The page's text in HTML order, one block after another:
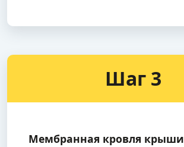
Шаг 3
Мембранная кровля крыши